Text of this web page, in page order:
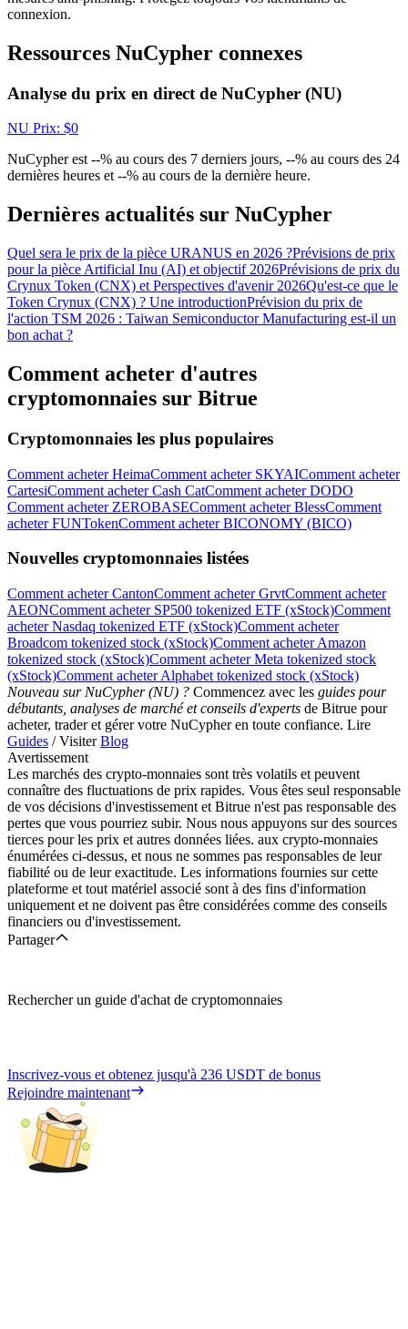
Gagnez des prix et des récompenses exclusives
Se connecterS'inscrire
récompenses
Français
connexion.
Ressources NuCypher connexes
Analyse du prix en direct de NuCypher (NU)
NU Prix: $0
NuCypher est --% au cours des 7 derniers jours, --% au cours des 24
dernières heures et --% au cours de la dernière heure.
Dernières actualités sur NuCypher
Quel sera le prix de la pièce URANUS en 2026 ?Prévisions de prix
pour la pièce Artificial Inu (AI) et objectif 2026Prévisions de prix du
Crynux Token (CNX) et Perspectives d'avenir 2026Qu'est-ce que le
Token Crynux (CNX) ? Une introductionPrévision du prix de
l'action TSM 2026 : Taiwan Semiconductor Manufacturing est-il un
bon achat ?
Comment acheter d'autres
cryptomonnaies sur Bitrue
Cryptomonnaies les plus populaires
Comment acheter HeimaComment acheter SKYAIComment acheter
CartesiComment acheter Cash CatComment acheter DODO
Comment acheter ZEROBASEComment acheter BlessComment
acheter FUNTokenComment acheter BICONOMY (BICO)
Nouvelles cryptomonnaies listées
Comment acheter CantonComment acheter GrvtComment acheter
AEONComment acheter SP500 tokenized ETF (xStock)Comment
acheter Nasdaq tokenized ETF (xStock)Comment acheter
Broadcom tokenized stock (xStock)Comment acheter Amazon
tokenized stock (xStock)Comment acheter Meta tokenized stock
(xStock)Comment acheter Alphabet tokenized stock (xStock)
Nouveau sur NuCypher (NU) ? Commencez avec les guides pour
débutants, analyses de marché et conseils d'experts de Bitrue pour
acheter, trader et gérer votre NuCypher en toute confiance. Lire
Guides / VisiterBlog
Avertissement
Les marchés des crypto-monnaies sont très volatils et peuvent
connaître des fluctuations de prix rapides. Vous êtes seul responsable
de vos décisions d'investissement et Bitrue n'est pas responsable des
pertes que vous pourriez subir. Nous nous appuyons sur des sources
tierces pour les prix et autres données liées. aux crypto-monnaies
énumérées ci-dessus, et nous ne sommes pas responsables de leur
fiabilité ou de leur exactitude. Les informations fournies sur cette
plateforme et tout matériel associé sont à des fins d'information
uniquement et ne doivent pas être considérées comme des conseils
financiers ou d'investissement.
Partager
Rechercher un guide d'achat de cryptomonnaies
Inscrivez-vous et obtenez jusqu'à 236 USDT de bonus
Rejoindre maintenant